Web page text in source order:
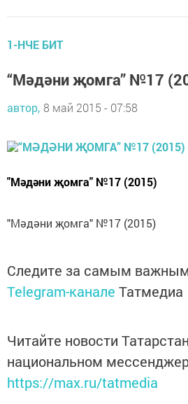
1-НЧЕ БИТ
“Мәдәни җомга” №17
автор, 8 май 2015 - 07:58
"Мәдәни җомга" №17 (2015)
"Мәдәни җомга" №17 (2015)
Следите за самым
Telegram-канале Татмедиа
Читайте новости
национальном
https://max.ru/tatmedia